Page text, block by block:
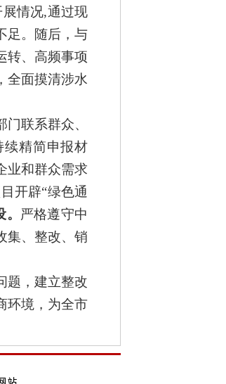
展情况,通过现
足 。随后， 与
转、高频事项
全面摸清涉水
门联系群众、
续精简申报材
业和群众需求
开辟“绿色通
。 严格遵守中
集、整改、销
题，建立整改
环境，为全市